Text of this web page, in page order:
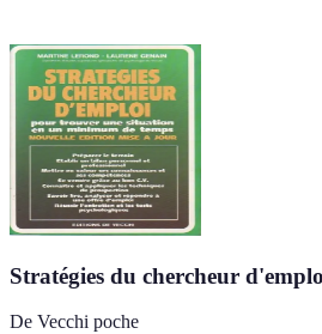
Stratégies du chercheur
De Vecchi poche